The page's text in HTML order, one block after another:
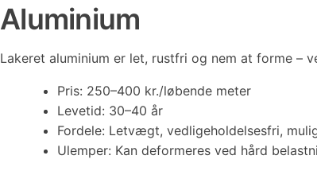
Aluminium
Lakeret aluminium er let, rustfri og nem at forme –
Pris: 250–400 kr./løbende meter
Levetid: 30–40 år
Fordele: Letvægt, vedligeholdelsesfri,
Ulemper: Kan deformeres ved hård